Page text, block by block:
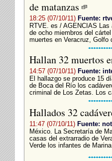
de matanzas
18:25 (07/10/11) Fuente:
RTVE. es / AGENCIAS
de ocho miembros del
muertes en Veracruz, Golfo
Hallan 32 muertos
14:57 (07/10/11) Fuente:
El hallazgo se produce 15
de Boca del Río los
criminal de Los Zetas. Los
Hallados 32
11:47 (07/10/11) Fuente:
México. La Secretaría de
casas del extrarradio de
Verde los infantes de